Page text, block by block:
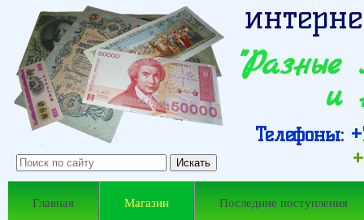
и
Телефоны:
Главная Магазин Последние поступления